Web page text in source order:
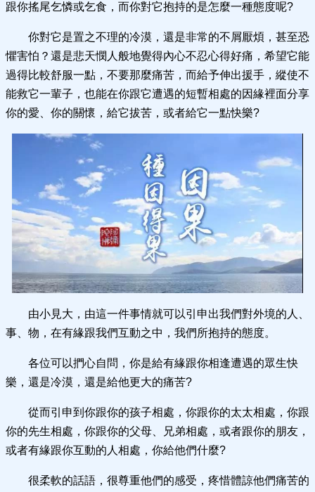
跟你搖尾乞憐或乞食，而你對它抱持的是怎麼一種態度呢?
你對它是置之不理的冷漠，還是非常的不屑厭煩，甚至恐
懼害怕？還是悲天憫人般地覺得內心不忍心得好痛，希望它能
過得比較舒服一點，不要那麼痛苦，而給予伸出援手，縱使不
能救它一輩子，也能在你跟它遭遇的短暫相處的因緣裡面分享
你的愛、你的關懷，給它拔苦，或者給它一點快樂?
由小見大，由這一件事情就可以引申出我們對外境的人、
事、物，在有緣跟我們互動之中，我們所抱持的態度。
各位可以捫心自問，你是給有緣跟你相逢遭遇的眾生快
樂，還是冷漠，還是給他更大的痛苦?
從而引申到你跟你的孩子相處，你跟你的太太相處，你跟
你的先生相處，你跟你的父母、兄弟相處，或者跟你的朋友，
或者有緣跟你互動的人相處，你給他們什麼?
很柔軟的話語，很尊重他們的感受，疼惜體諒他們痛苦的